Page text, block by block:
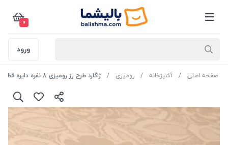
0
ورود
صفحه اصلی آشپزخانه رومیزی ژاگارد طرح رز رومیزی 8 نفره دایره قطر 200رنگ کرم